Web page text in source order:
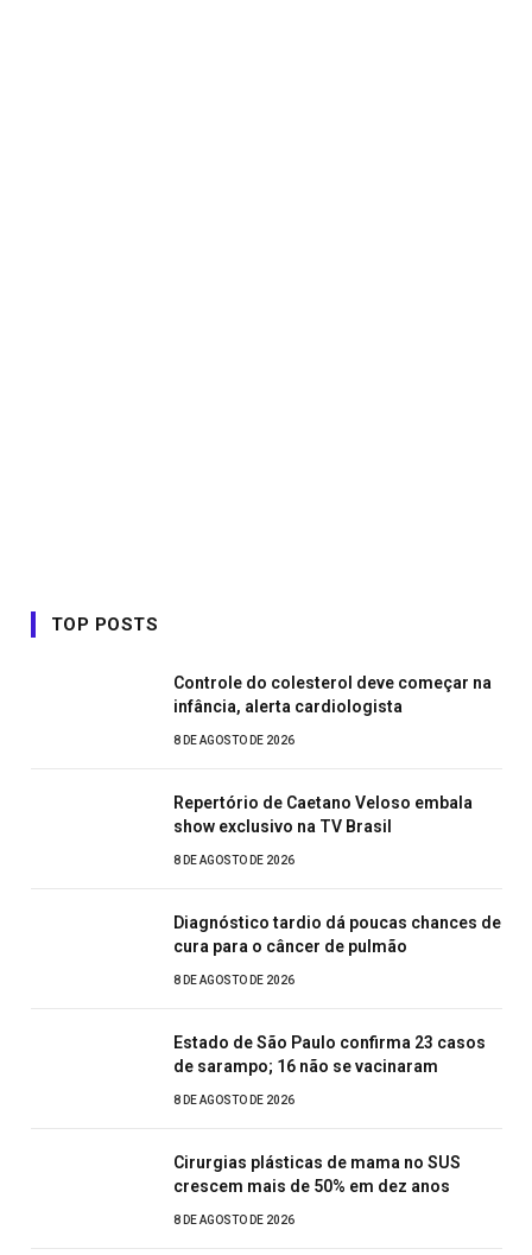
TOP POSTS
Controle do colesterol deve começar na
infância, alerta cardiologista
8 DE AGOSTO DE 2026
Repertório de Caetano Veloso embala
show exclusivo na TV Brasil
8 DE AGOSTO DE 2026
Diagnóstico tardio dá poucas chances de
cura para o câncer de pulmão
8 DE AGOSTO DE 2026
Estado de São Paulo confirma 23 casos
de sarampo; 16 não se vacinaram
8 DE AGOSTO DE 2026
Cirurgias plásticas de mama no SUS
crescem mais de 50% em dez anos
8 DE AGOSTO DE 2026